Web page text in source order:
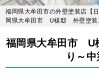
福岡県大牟田市の外壁塗装店【日
岡県大牟田市 U様邸 外壁塗装
福岡県大牟田市
り～